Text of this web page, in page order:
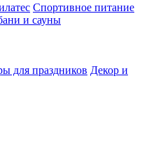
Спортивное питание
и сауны
для праздников Декор и